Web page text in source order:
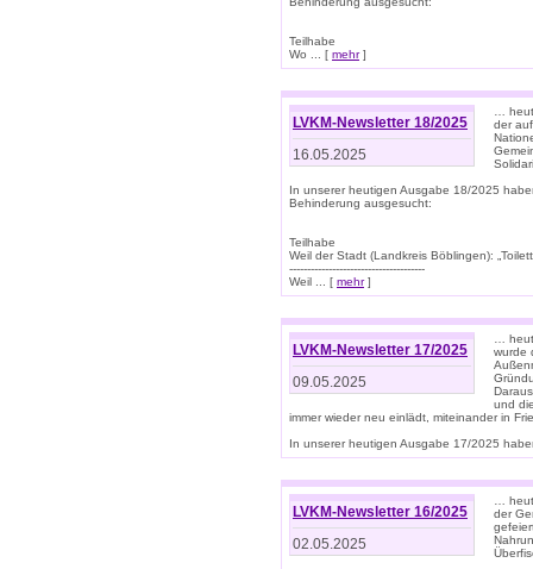
Teilhabe
Wo ... [ mehr]
LVKM-Newsletter 18/2025
16.05.2025
…
der
In unserer heutigen Ausgabe 18/2025
Behinderung ausgesucht:
Teilhabe
Weil der Stadt (Landkreis Böblingen):
--------------------------------------
Weil ... [ mehr]
LVKM-Newsletter 17/2025
09.05.2025
…
wurde
und
immer wieder neu einlädt, miteinander in
In unserer heutigen Ausgabe 17/2025
LVKM-Newsletter 16/2025
02.05.2025
…
der